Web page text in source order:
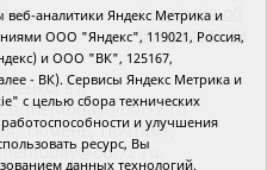
Сведения об
организации
81,
tumentoday@obl72.ru
Тюмень, Почтамт,
веб-аналитики Яндекс Метрика и
ООО "Яндекс", 119021, Россия,
и ООО "ВК", 125167,
- ВК). Сервисы Яндекс Метрика и
с целью сбора технических
и улучшения
ресурс, Вы
данных технологий.